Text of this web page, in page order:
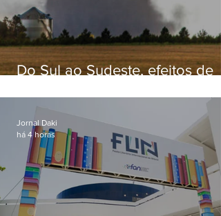
Do Sul ao Sudeste, efeitos de
apreensão na população
Jornal Daki
há 4 horas